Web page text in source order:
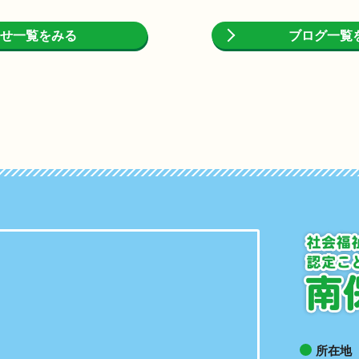
一覧をみる ブログ一覧
所在地